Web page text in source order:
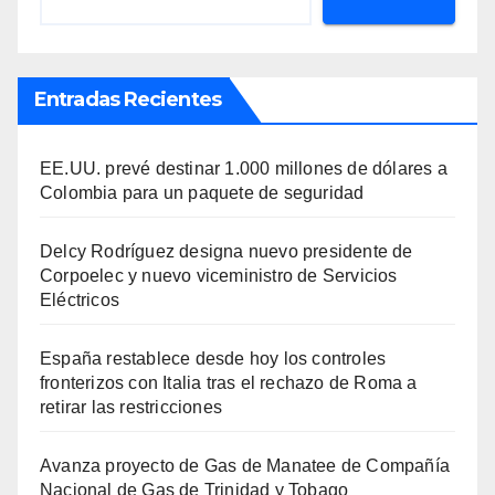
Entradas Recientes
EE.UU. prevé destinar 1.000 millones de dólares a
Colombia para un paquete de seguridad
Delcy Rodríguez designa nuevo presidente de
Corpoelec y nuevo viceministro de Servicios
Eléctricos
España restablece desde hoy los controles
fronterizos con Italia tras el rechazo de Roma a
retirar las restricciones
Avanza proyecto de Gas de Manatee de Compañía
Nacional de Gas de Trinidad y Tobago